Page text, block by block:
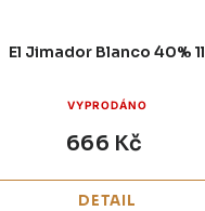
El Jimador Blanco 40% 1l
VYPRODÁNO
666 Kč
DETAIL